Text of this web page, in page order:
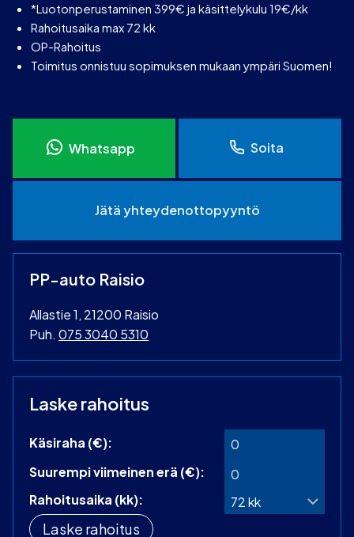
*Luotonperustaminen 399€ ja käsittelykulu 19€/kk
Rahoitusaika max 72 kk
OP-Rahoitus
Toimitus onnistuu sopimuksen mukaan ympäri Suomen!
Whatsapp Soita
Jätä yhteydenottopyyntö
PP-auto Raisio
Allastie 1, 21200 Raisio
Puh. 075 3040 5310
Laske rahoitus
Käsiraha (€):
Suurempi viimeinen erä (€):
Rahoitusaika (kk):
Laske rahoitus